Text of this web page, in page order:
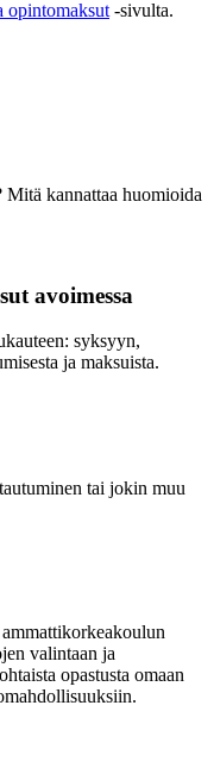
opintomaksut -sivulta.
kannattaa huomioida
avoimessa
syksyyn,
ja maksuista.
tai jokin muu
valintaan ja
opastusta omaan